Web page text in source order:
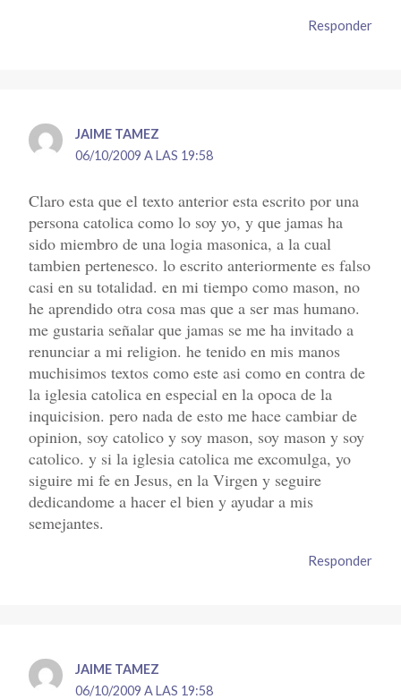
Responder
JAIME TAMEZ
06/10/2009 A LAS 19:58
Claro esta que el texto anterior esta escrito por una
persona catolica como lo soy yo, y que jamas ha
sido miembro de una logia masonica, a la cual
tambien pertenesco. lo escrito anteriormente es falso
casi en su totalidad. en mi tiempo como mason, no
he aprendido otra cosa mas que a ser mas humano.
me gustaria señalar que jamas se me ha invitado a
renunciar a mi religion. he tenido en mis manos
muchisimos textos como este asi como en contra de
la iglesia catolica en especial en la opoca de la
inquicision. pero nada de esto me hace cambiar de
opinion, soy catolico y soy mason, soy mason y soy
catolico. y si la iglesia catolica me excomulga, yo
siguire mi fe en Jesus, en la Virgen y seguire
dedicandome a hacer el bien y ayudar a mis
semejantes.
Responder
JAIME TAMEZ
06/10/2009 A LAS 19:58